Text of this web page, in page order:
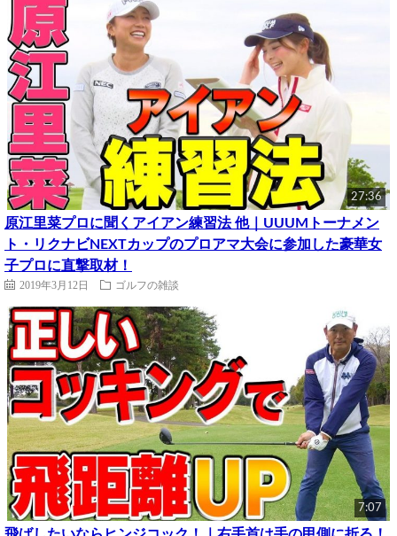
27:36
原江里菜プロに聞くアイアン練習法 他｜UUUMトーナメン
ト・リクナビNEXTカップのプロアマ大会に参加した豪華女
子プロに直撃取材！
2019年3月12日 ゴルフの雑談
7:07